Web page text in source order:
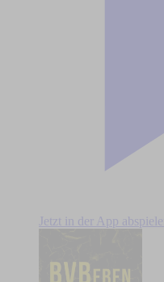
Jetzt in der App abspielen